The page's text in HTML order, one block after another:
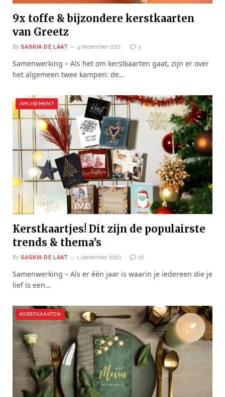
9x toffe & bijzondere kerstkaarten
van Greetz
By SASKIA DE LAAT 4 december 2021 3
Samenwerking – Als het om kerstkaarten gaat, zijn er over
het algemeen twee kampen: de…
AMUSEMENT
Kerstkaartjes! Dit zijn de populairste
trends & thema’s
By SASKIA DE LAAT 1 december 2020 10
Samenwerking – Als er één jaar is waarin je iedereen die je
lief is een…
KERSTKAARTEN